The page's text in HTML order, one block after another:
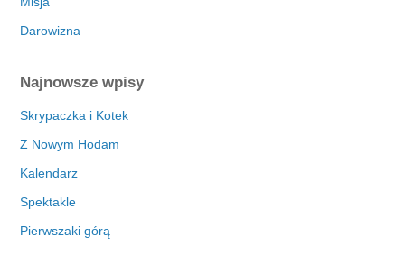
Darowizna
Najnowsze wpisy
Skrypaczka i Kotek
Z Nowym Hodam
Kalendarz
Spektakle
Pierwszaki górą